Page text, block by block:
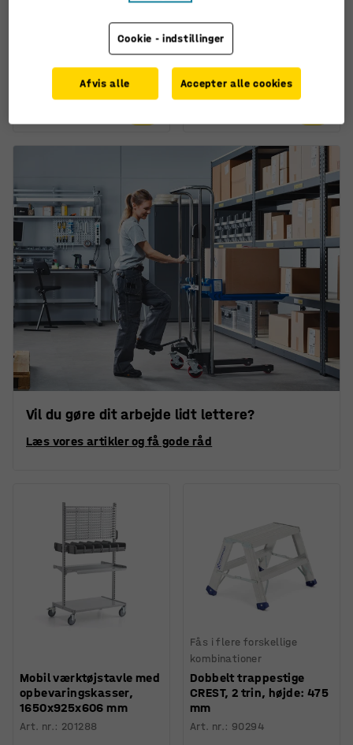
155,-
Værktøjspanel,
vægmonteret DIRECT,
1000x540 mm, mørkegrå
360,-
Vil du gøre dit arbejde lidt lettere?
Læs vores artikler og få gode råd
Mobil værktøjstavle med
opbevaringskasser,
1650x925x606 mm
Art. nr.: 201288
Fås i flere forskellige
kombinationer
Dobbelt trappestige
CREST, 2 trin, højde: 475
mm
Art. nr.: 90294
Cookie - indstillinger
Afvis alle Accepter alle cookies